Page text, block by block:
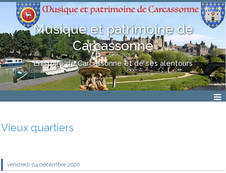
Musique et patrimoine de
Carcassonne
L'histoire de Carcassonne et de ses alentours
Vieux quartiers
vendredi 04 décembre 2020